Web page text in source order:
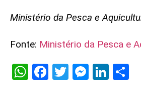
Ministério da Pesca e
Fonte: Ministério da Pesca e
WhatsApp
Facebook
Twitter